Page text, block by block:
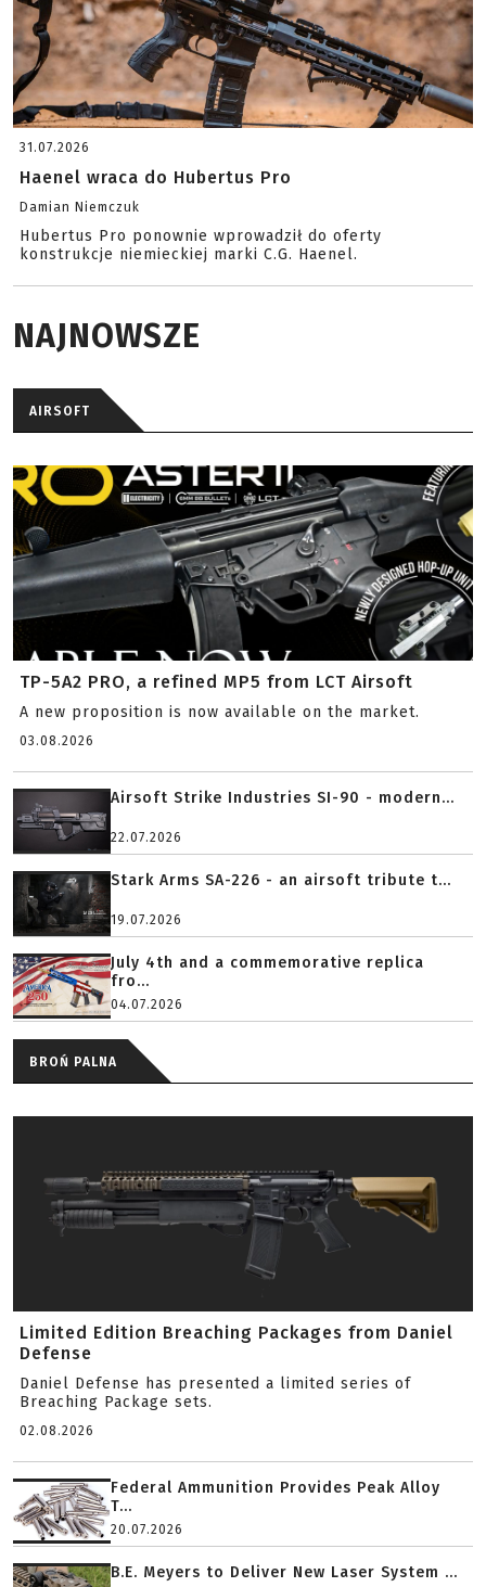
31.07.2026
Haenel wraca do Hubertus Pro
Damian Niemczuk
Hubertus Pro ponownie wprowadził do oferty
konstrukcje niemieckiej marki C.G. Haenel.
NAJNOWSZE
AIRSOFT
TP-5A2 PRO, a refined MP5 from LCT Airsoft
A new proposition is now available on the market.
03.08.2026
Airsoft Strike Industries SI-90 - modern...
22.07.2026
Stark Arms SA-226 - an airsoft tribute t...
19.07.2026
July 4th and a commemorative replica
fro...
04.07.2026
BROŃ PALNA
Limited Edition Breaching Packages from Daniel
Defense
Daniel Defense has presented a limited series of
Breaching Package sets.
02.08.2026
Federal Ammunition Provides Peak Alloy
T...
20.07.2026
B.E. Meyers to Deliver New Laser System ...